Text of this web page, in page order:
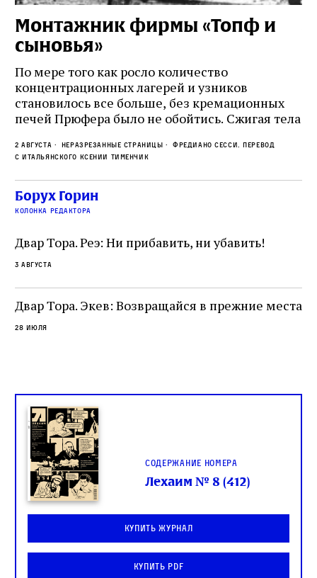
Монтажник фирмы «Топф и
сыновья»
По мере того как росло количество
концентрационных лагерей и узников
становилось все больше, без кремационных
печей Прюфера было не обойтись. Cжигая тела
верны своему архаичному культу смерти, но и
скрывали от населения соседних городов,
сколько узников погибало каждый день в этих
жутких местах
2 августа Неразрезанные страницы
Фредиано Сесси. Перевод
с итальянского Ксении Тименчик
Борух Горин
колонка редактора
Двар Тора. Реэ: Ни прибавить, ни убавить!
3 августа
Двар Тора. Экев: Возвращайся в прежние места
28 июля
Содержание номера
Лехаим № 8 (412)
Купить журнал
Купить PDF